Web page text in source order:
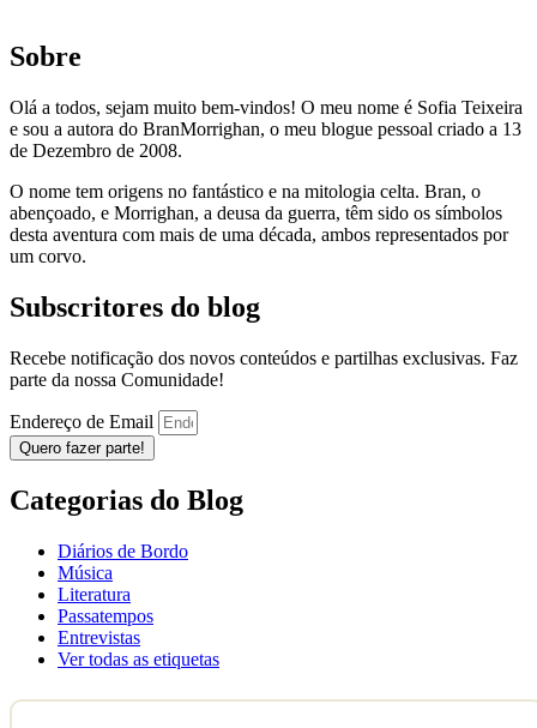
Sobre
Olá a todos, sejam muito bem-vindos! O meu nome é Sofia Teixeira
e sou a autora do BranMorrighan, o meu blogue pessoal criado a 13
de Dezembro de 2008.
O nome tem origens no fantástico e na mitologia celta. Bran, o
abençoado, e Morrighan, a deusa da guerra, têm sido os símbolos
desta aventura com mais de uma década, ambos representados por
um corvo.
Subscritores do blog
Recebe notificação dos novos conteúdos e partilhas exclusivas. Faz
parte da nossa Comunidade!
Endereço de Email
Quero fazer parte!
Categorias do Blog
Diários de Bordo
Música
Literatura
Passatempos
Entrevistas
Ver todas as etiquetas